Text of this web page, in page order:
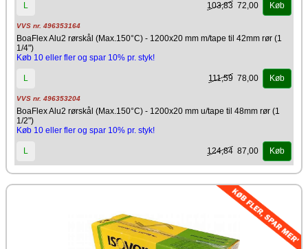
L 103,83 72,00 Køb
VVS nr. 496353164
BoaFlex Alu2 rørskål (Max.150°C) - 1200x20 mm m/tape til 42mm rør (1
1/4")
Køb 10 eller fler og spar 10% pr. styk!
L 111,59 78,00 Køb
VVS nr. 496353204
BoaFlex Alu2 rørskål (Max.150°C) - 1200x20 mm u/tape til 48mm rør (1
1/2")
Køb 10 eller fler og spar 10% pr. styk!
L 124,84 87,00 Køb